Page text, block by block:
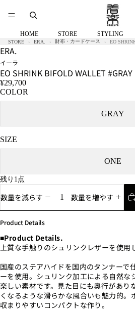
HOME STORE STYLING
STORE ERA. 財布・カードケース EO
ERA.
イーラ
EO SHRINK BIFOLD WALLET
¥29,700
COLOR
GRAY
SIZE
ONE
残り1点
数量を減らす 数量を増やす
Product Details
■Product Details.
上質な手触りのシュリンクレザーを使用
国産のステアハイドを国内のタンナーで
ーを使用。シュリンク加工による自然な
楽しい素材です。見た目にも奥行があり
くなるような滑らかな風合いも魅力的。
収まりやすいコンパクトな作り。